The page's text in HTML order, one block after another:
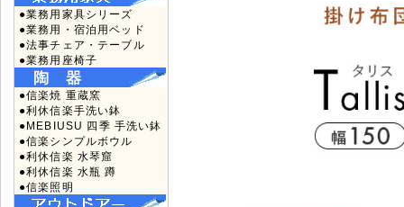
●業務用家具シリーズ
●業務用・宿泊用ベッド
●法事チェア・テーブル
●業務用座椅子
●信楽焼 重蔵窯
●利休信楽手洗い鉢
●MEBIUSU 四季 手洗い鉢
●信楽シンプルボウル
●利休信楽 水琴窟
●利休信楽 水瓶 蹲
●信楽照明